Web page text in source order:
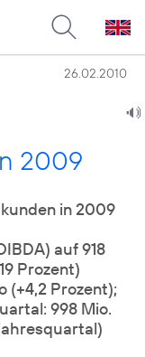
26.02.2010
2009
in 2009
auf 918
Prozent)
(+4,2 Prozent);
998 Mio.